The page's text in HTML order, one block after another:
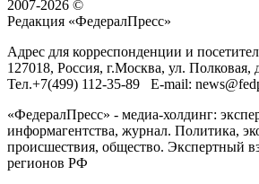
2007-2026 ©
Редакция «ФедералПресс»
Адрес для корреспонденции и
127018, Россия, г.Москва, ул. Полковая,
Тел.+7(499) 112-35-89 E-mail:
«ФедералПресс» - медиа-холдинг:
информагентства, журнал. Политика,
происшествия, общество. Экспертный
регионов РФ